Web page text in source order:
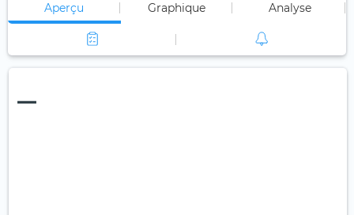
Aperçu Graphique Analyse
—